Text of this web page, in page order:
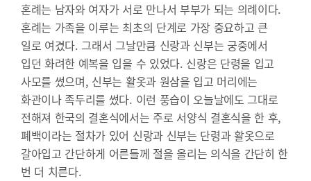
혼례는 남자와 여자가 서로 만나서 부부가 되는 의례이다.
혼례는 가족을 이루는 최초의 단계로 가장 중요하고 큰
일로 여겼다. 그래서 그날만큼 신랑과 신부는 궁중에서
입던 화려한 예복을 입을 수 있었다. 신랑은 단령을 입고
사모를 썼으며, 신부는 활옷과 원삼을 입고 머리에는
화관이나 족두리를 썼다. 이런 풍습이 오늘날에도 그대로
전해져 한국의 결혼식에서는 주로 서양식 결혼식을 한 후,
폐백이라는 절차가 있어 신랑과 신부는 단령과 활옷으로
갈아입고 간단하게 어른들께 절을 올리는 의식을 간단히 한
번 더 치른다.